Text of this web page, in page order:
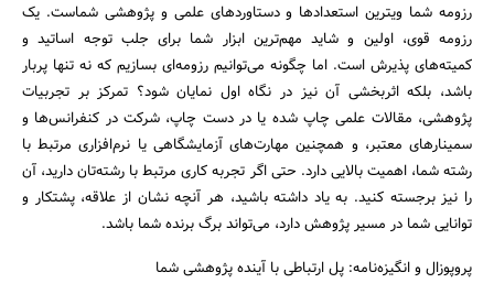
رزومه شما ویترین استعدادها و دستاوردهای علمی و پژوهشی شماست. یک
رزومه قوی، اولین و شاید مهم‌ترین ابزار شما برای جلب توجه اساتید و
کمیته‌های پذیرش است. اما چگونه می‌توانیم رزومه‌ای بسازیم که نه تنها پربار
باشد، بلکه اثربخشی آن نیز در نگاه اول نمایان شود؟ تمرکز بر تجربیات
پژوهشی، مقالات علمی چاپ شده یا در دست چاپ، شرکت در کنفرانس‌ها و
سمینارهای معتبر، و همچنین مهارت‌های آزمایشگاهی یا نرم‌افزاری مرتبط با
رشته شما، اهمیت بالایی دارد. حتی اگر تجربه کاری مرتبط با رشته‌تان دارید، آن
را نیز برجسته کنید. به یاد داشته باشید، هر آنچه نشان از علاقه، پشتکار و
توانایی شما در مسیر پژوهش دارد، می‌تواند برگ برنده شما باشد.
پروپوزال و انگیزه‌نامه: پل ارتباطی با آینده پژوهشی شما